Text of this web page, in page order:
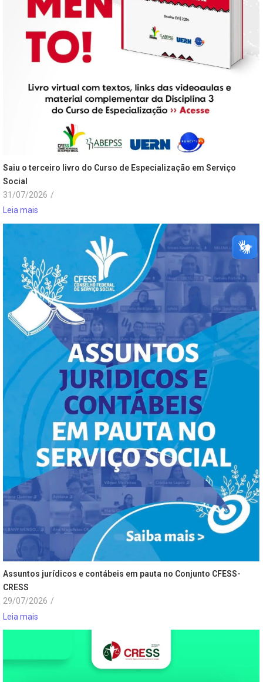
Saiu o terceiro livro do Curso de Especialização em Serviço
Social
31/07/2026 /
Leia mais
Assuntos jurídicos e contábeis em pauta no Conjunto CFESS-
CRESS
29/07/2026 /
Leia mais